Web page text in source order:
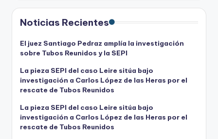
Noticias Recientes
El juez Santiago Pedraz amplía la investigación
sobre Tubos Reunidos y la SEPI
La pieza SEPI del caso Leire sitúa bajo
investigación a Carlos López de las Heras por el
rescate de Tubos Reunidos
La pieza SEPI del caso Leire sitúa bajo
investigación a Carlos López de las Heras por el
rescate de Tubos Reunidos